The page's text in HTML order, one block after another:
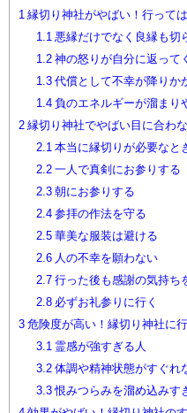
1 縁切り神社がやばい！行って
1.1
悪縁だけでなく良縁も切
1.2神の怒りが自分に返って
1.3代償として不幸が降りか
1.4負のエネルギーが溜まり
2 縁切り神社でやばい目に合わ
2.1 本当に縁切りが必要なと
2.2一人で真剣にお参りする
2.3朝にお参りする
2.4参拝の作法を守る
2.5華美な服装は避ける
2.6人の不幸を願わない
2.7行った後も感謝の気持ち
2.8必ずお礼参りに行く
3 危険度が高い！縁切り神社に
3.1
霊感が強すぎる人
3.2体調や精神状態がすぐれ
3.3恨みつらみを溜め込みす